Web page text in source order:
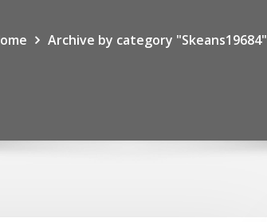
Archive by category "Skeans19684"